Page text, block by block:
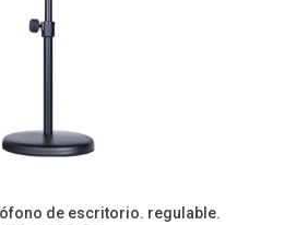
de escritorio. regulable.